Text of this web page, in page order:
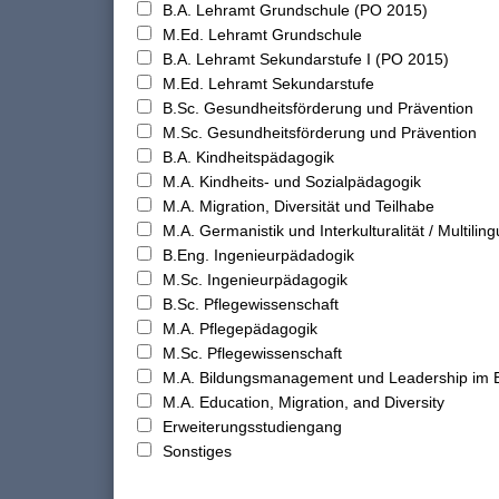
B.A. Lehramt Grundschule (PO 2015)
M.Ed. Lehramt Grundschule
B.A. Lehramt Sekundarstufe I (PO 2015)
M.Ed. Lehramt Sekundarstufe
B.Sc. Gesundheitsförderung und Prävention
M.Sc. Gesundheitsförderung und Prävention
B.A. Kindheitspädagogik
M.A. Kindheits- und Sozialpädagogik
M.A. Migration, Diversität und Teilhabe
M.A. Germanistik und Interkulturalität /
B.Eng. Ingenieurpädadogik
M.Sc. Ingenieurpädagogik
B.Sc. Pflegewissenschaft
M.A. Pflegepädagogik
M.Sc. Pflegewissenschaft
M.A. Bildungsmanagement und Leadership im
M.A. Education, Migration, and Diversity
Erweiterungsstudiengang
Sonstiges